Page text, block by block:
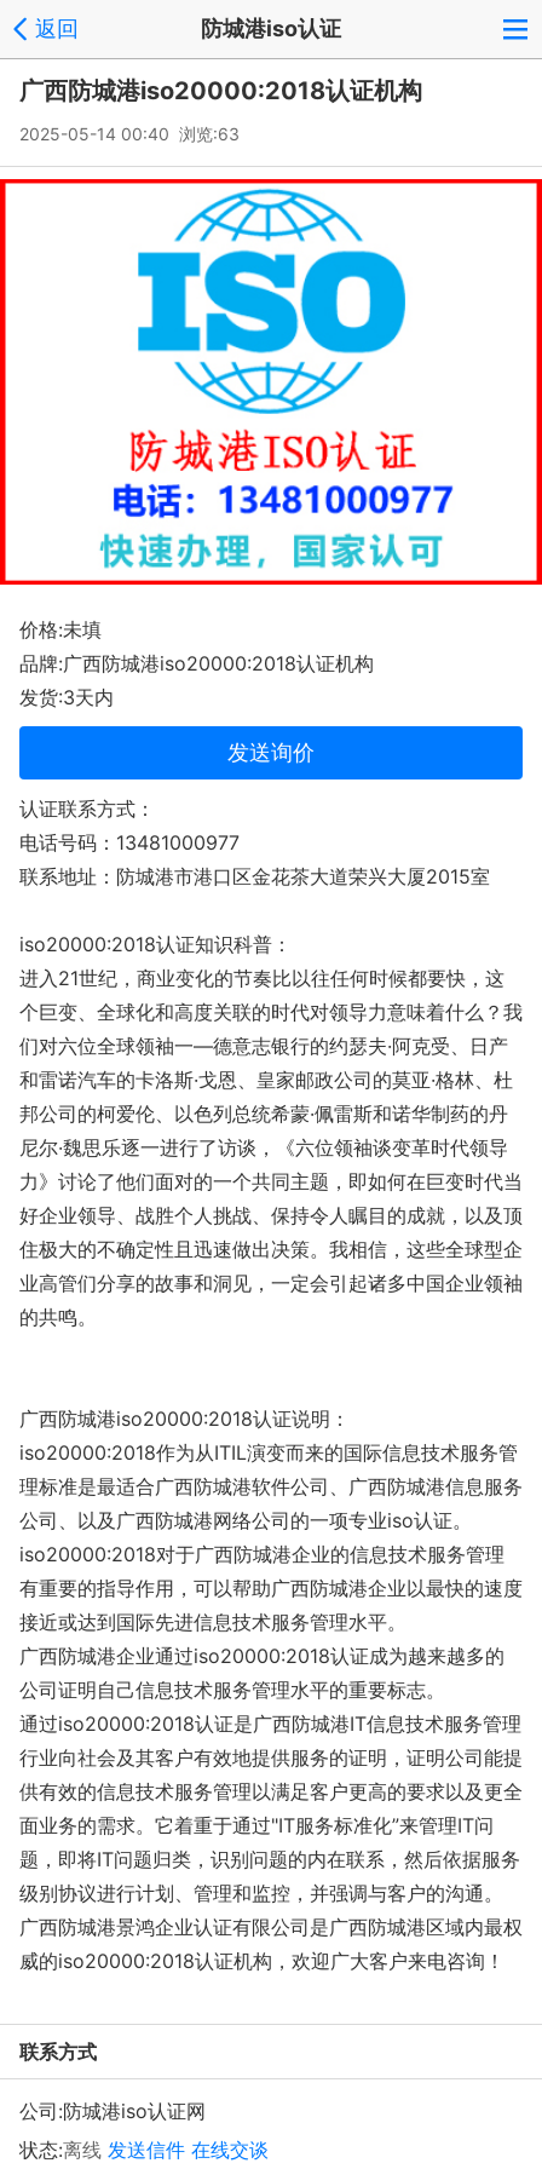
返回 防城港iso认证
广西防城港iso20000:2018认证机构
2025-05-14 00:40 浏览:63
价格:未填
品牌:广西防城港iso20000:2018认证机构
发货:3天内
发送询价
认证联系方式：
电话号码：13481000977
联系地址：防城港市港口区金花茶大道荣兴大厦2015室
iso20000:2018认证知识科普：
进入21世纪，商业变化的节奏比以往任何时候都要快，这
个巨变、全球化和高度关联的时代对领导力意味着什么？我
们对六位全球领袖一—德意志银行的约瑟夫·阿克受、日产
和雷诺汽车的卡洛斯·戈恩、皇家邮政公司的莫亚·格林、杜
邦公司的柯爱伦、以色列总统希蒙·佩雷斯和诺华制药的丹
尼尔·魏思乐逐一进行了访谈，《六位领袖谈变革时代领导
力》讨论了他们面对的一个共同主题，即如何在巨变时代当
好企业领导、战胜个人挑战、保持令人瞩目的成就，以及顶
住极大的不确定性且迅速做出决策。我相信，这些全球型企
业高管们分享的故事和洞见，一定会引起诸多中国企业领袖
的共鸣。
广西防城港iso20000:2018认证说明：
iso20000:2018作为从ITIL演变而来的国际信息技术服务管
理标准是最适合广西防城港软件公司、广西防城港信息服务
公司、以及广西防城港网络公司的一项专业iso认证。
iso20000:2018对于广西防城港企业的信息技术服务管理
有重要的指导作用，可以帮助广西防城港企业以最快的速度
接近或达到国际先进信息技术服务管理水平。
广西防城港企业通过iso20000:2018认证成为越来越多的
公司证明自己信息技术服务管理水平的重要标志。
通过iso20000:2018认证是广西防城港IT信息技术服务管理
行业向社会及其客户有效地提供服务的证明，证明公司能提
供有效的信息技术服务管理以满足客户更高的要求以及更全
面业务的需求。它着重于通过"IT服务标准化”来管理IT问
题，即将IT问题归类，识别问题的内在联系，然后依据服务
级别协议进行计划、管理和监控，并强调与客户的沟通。
广西防城港景鸿企业认证有限公司是广西防城港区域内最权
威的iso20000:2018认证机构，欢迎广大客户来电咨询！
联系方式
公司:防城港iso认证网
状态:离线 发送信件 在线交谈